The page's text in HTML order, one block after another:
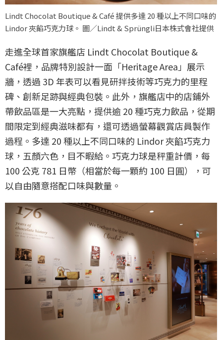
Lindt Chocolat Boutique & Café 提供多達 20 種以上不同口味的
Lindor 夾餡巧克力球。 圖／Lindt & Sprüngli日本株式會社提供
走進全球首家旗艦店 Lindt Chocolat Boutique &
Café裡，品牌特別設計一面「Heritage Area」展示
牆，透過 3D 年表可以看見研拌技術等巧克力的里程
碑、創新足跡與經典包裝。此外，旗艦店中的店鋪外
帶飲品區是一大亮點，提供逾 20 種巧克力飲品，從期
間限定到經典滋味都有，還可透過螢幕觀賞店員製作
過程。多達 20 種以上不同口味的 Lindor 夾餡巧克力
球，五顏六色，目不暇給。巧克力球是秤重計價，每
100 公克 781 日幣（相當於每一顆約 100 日圓），可
以自由隨意搭配口味與數量。